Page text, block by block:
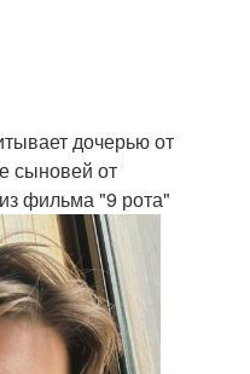
дочерью от
сыновей от
фильма "9 рота"